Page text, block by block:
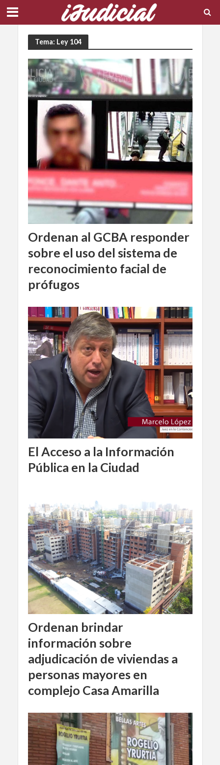
Tema: Ley 104
Ordenan al GCBA responder
sobre el uso del sistema de
reconocimiento facial de
prófugos
El Acceso a la Información
Pública en la Ciudad
Ordenan brindar
información sobre
adjudicación de viviendas a
personas mayores en
complejo Casa Amarilla